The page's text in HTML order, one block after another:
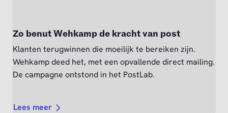
Zo benut Wehkamp de kracht van post
Klanten terugwinnen die moeilijk te bereiken zijn.
Wehkamp deed het, met een opvallende direct mailing.
De campagne ontstond in het PostLab.
Lees meer